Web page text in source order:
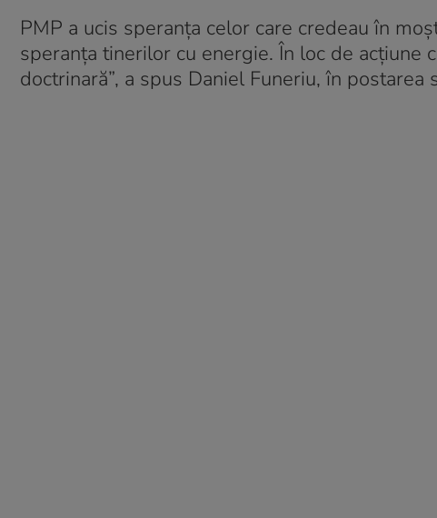
PMP a ucis speranţa celor care credeau în
speranţa tinerilor cu energie. În loc de acţiune
doctrinară”, a spus Daniel Funeriu, în postarea